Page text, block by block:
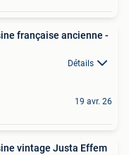
française ancienne -
Détails
19 avr. 26
vintage Justa Effem